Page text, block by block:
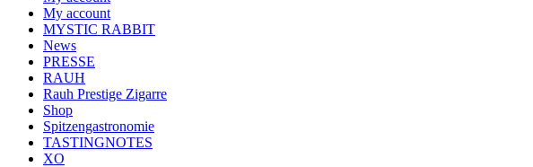
My account
MYSTIC RABBIT
News
PRESSE
RAUH
Rauh Prestige Zigarre
Shop
Spitzengastronomie
TASTINGNOTES
XO